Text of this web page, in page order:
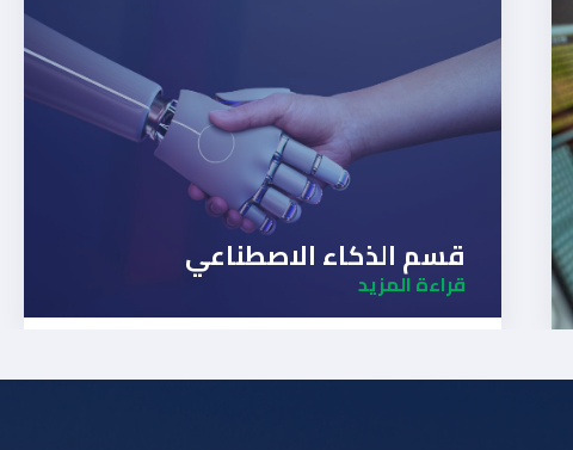
قسم الذكاء الاصطناعي
قراءة المزيد